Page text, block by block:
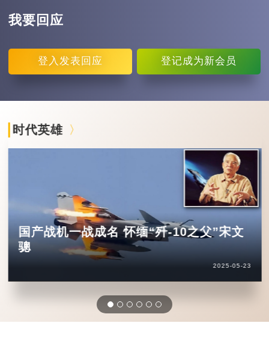
我要回应
登入 发表回应 登记成为新会员
时代英雄
国产战机一战成名 怀缅“歼-10之父”宋文
骢
2025-05-23